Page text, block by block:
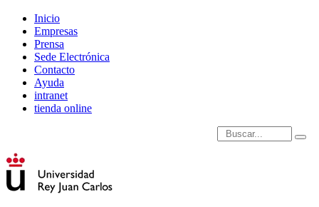
Inicio
Empresas
Prensa
Sede Electrónica
Contacto
Ayuda
intranet
tienda online
Introduce términos de